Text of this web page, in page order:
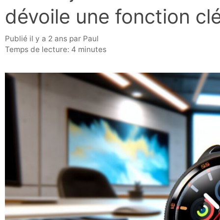
dévoile une fonction
publié il y a 2 ans par Paul
Temps de lecture: 4 minutes